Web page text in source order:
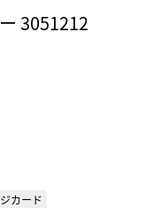
3051212
カード